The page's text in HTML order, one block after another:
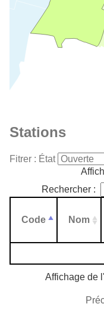
Stations
Fitrer : État
Rechercher :
Code Nom
Affichage de